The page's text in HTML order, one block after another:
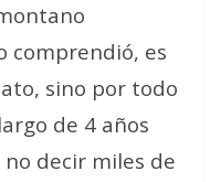
comprendió, es
sino por todo
de 4 años
decir miles de